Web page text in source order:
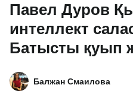
Павел Дуров
интеллект
Батысты қуып
Балжан Смаилова